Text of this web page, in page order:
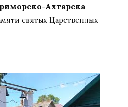
Ахтарска
святых Царственных